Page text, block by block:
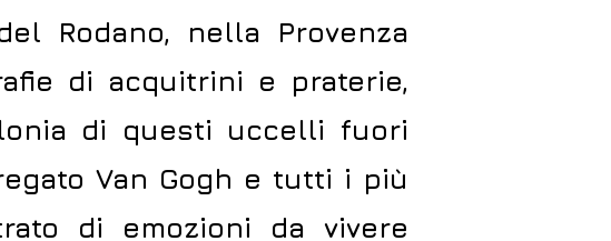
Rodano, nella Provenza
di acquitrini e praterie,
di questi uccelli fuori
Van Gogh e tutti i più
di emozioni da vivere